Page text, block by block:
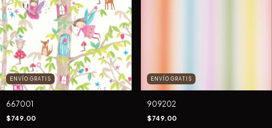
ENVÍO GRATIS
667001
$749.00
ENVÍO GRATIS
909202
$749.00